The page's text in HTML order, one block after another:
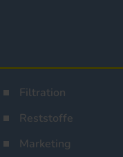
Filtration
Reststoffe
Marketing